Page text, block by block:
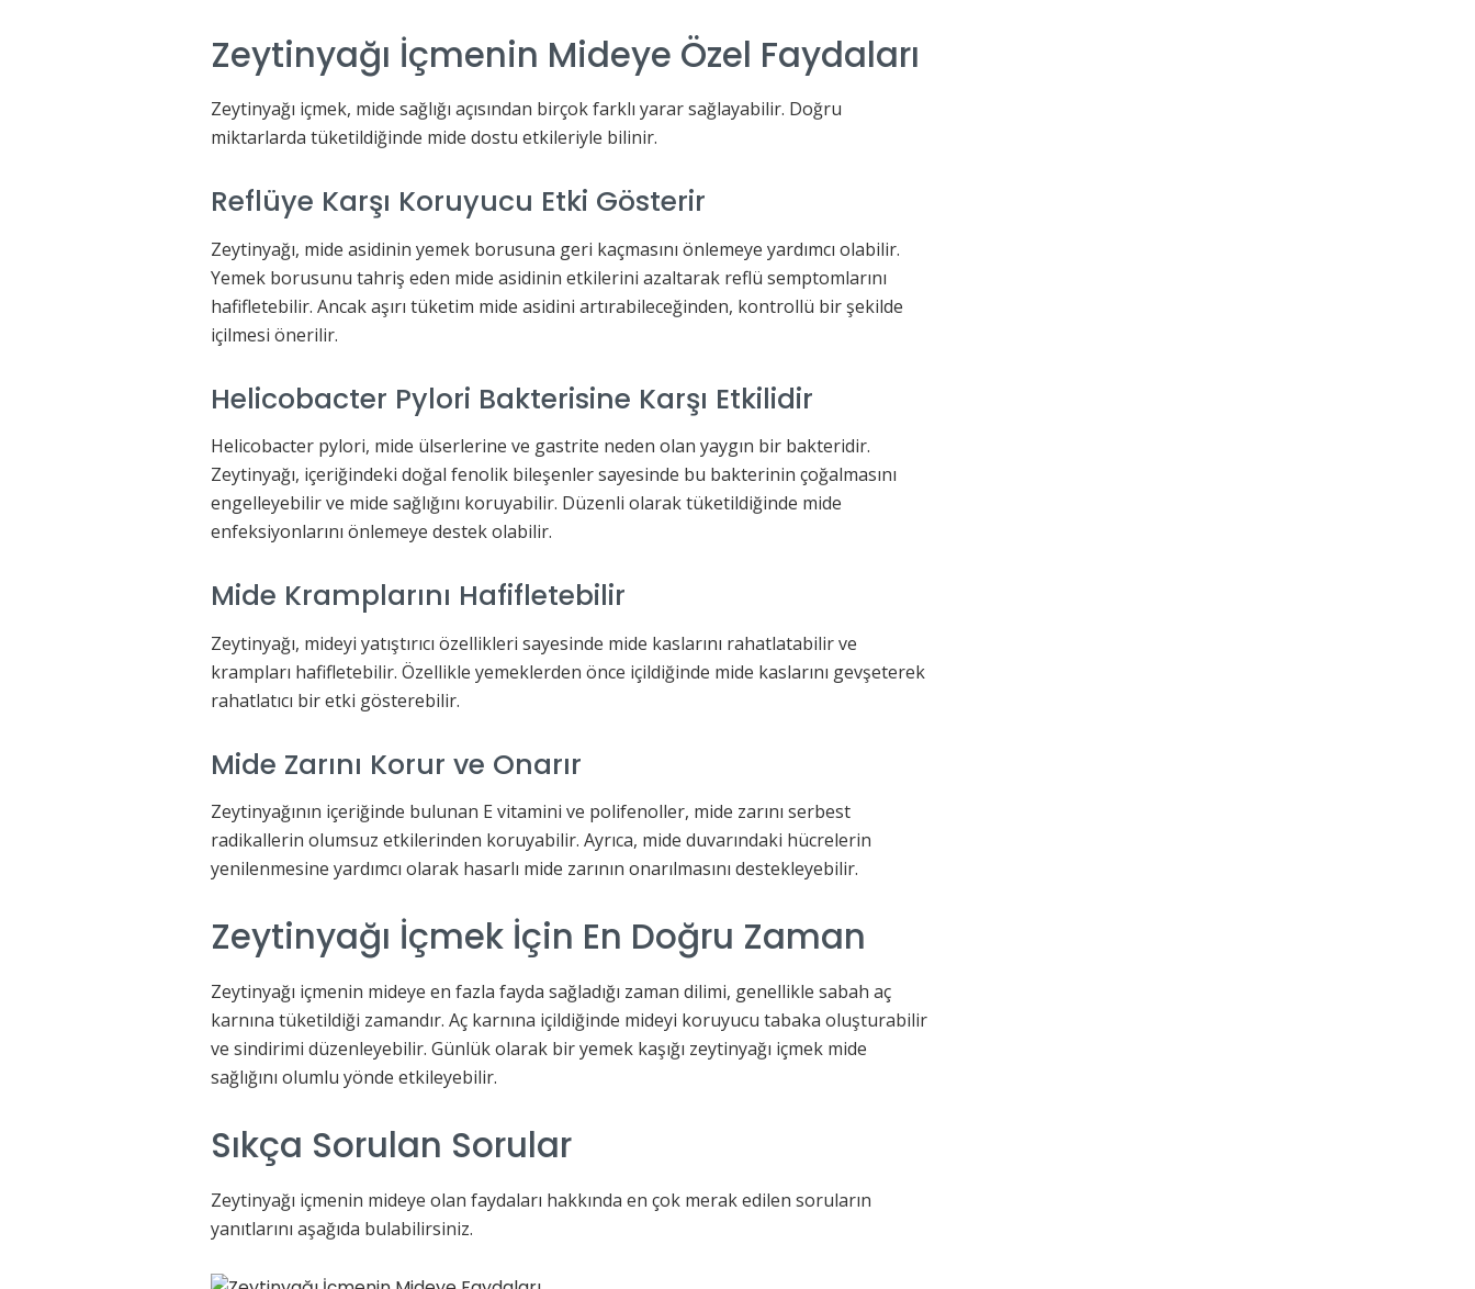
Zeytinyağı İçmenin Mideye Özel Faydaları
Zeytinyağı içmek, mide sağlığı açısından birçok farklı yarar sağlayabilir. Doğru
miktarlarda tüketildiğinde mide dostu etkileriyle bilinir.
Reflüye Karşı Koruyucu Etki Gösterir
Zeytinyağı, mide asidinin yemek borusuna geri kaçmasını önlemeye yardımcı olabilir.
Yemek borusunu tahriş eden mide asidinin etkilerini azaltarak reflü semptomlarını
hafifletebilir. Ancak aşırı tüketim mide asidini artırabileceğinden, kontrollü bir şekilde
içilmesi önerilir.
Helicobacter Pylori Bakterisine Karşı Etkilidir
Helicobacter pylori, mide ülserlerine ve gastrite neden olan yaygın bir bakteridir.
Zeytinyağı, içeriğindeki doğal fenolik bileşenler sayesinde bu bakterinin çoğalmasını
engelleyebilir ve mide sağlığını koruyabilir. Düzenli olarak tüketildiğinde mide
enfeksiyonlarını önlemeye destek olabilir.
Mide Kramplarını Hafifletebilir
Zeytinyağı, mideyi yatıştırıcı özellikleri sayesinde mide kaslarını rahatlatabilir ve
krampları hafifletebilir. Özellikle yemeklerden önce içildiğinde mide kaslarını gevşeterek
rahatlatıcı bir etki gösterebilir.
Mide Zarını Korur ve Onarır
Zeytinyağının içeriğinde bulunan E vitamini ve polifenoller, mide zarını serbest
radikallerin olumsuz etkilerinden koruyabilir. Ayrıca, mide duvarındaki hücrelerin
yenilenmesine yardımcı olarak hasarlı mide zarının onarılmasını destekleyebilir.
Zeytinyağı İçmek İçin En Doğru Zaman
Zeytinyağı içmenin mideye en fazla fayda sağladığı zaman dilimi, genellikle sabah aç
karnına tüketildiği zamandır. Aç karnına içildiğinde mideyi koruyucu tabaka oluşturabilir
ve sindirimi düzenleyebilir. Günlük olarak bir yemek kaşığı zeytinyağı içmek mide
sağlığını olumlu yönde etkileyebilir.
Sıkça Sorulan Sorular
Zeytinyağı içmenin mideye olan faydaları hakkında en çok merak edilen soruların
yanıtlarını aşağıda bulabilirsiniz.